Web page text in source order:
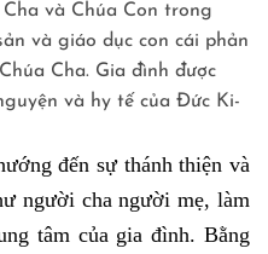
và Chúa Con trong
và giáo dục con cái phản
Cha. Gia đình được
và hy tế của Đức Ki-
đến sự thánh thiện và
người cha người mẹ, làm
tâm của gia đình. Bằng